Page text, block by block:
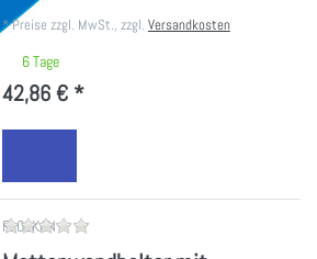
*Preise zzgl. MwSt., zzgl. Versandkosten
6 Tage
42,86 € *
FLOCKAN Zu diesem Produkt liegen noch